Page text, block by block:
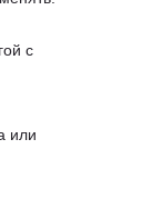
с
или